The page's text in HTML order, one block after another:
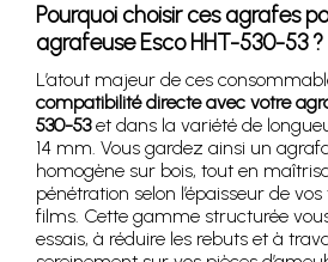
Pourquoi choisir ces agrafes
agrafeuse Esco HHT-530-53 ?
L’atout majeur de ces
compatibilité directe avec votre
530-53et dans la variété de
14 mm. Vous gardez ainsi un
homogène sur bois, tout en
pénétration selon l’épaisseur de
films. Cette gamme structurée
essais, à réduire les rebuts et à